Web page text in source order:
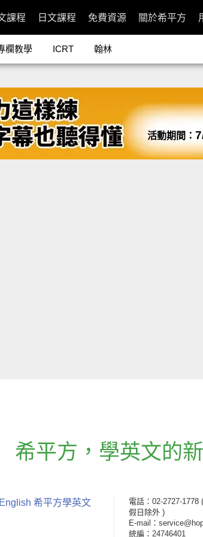
課程 日文課程 免費資源 關於希平方
欄教學 ICRT 翰林
活動期間：
希平方 ， 學英文的
希平方學英文 電話：02-2727-1778
假日除外 )
E-mail：
統編：24746401